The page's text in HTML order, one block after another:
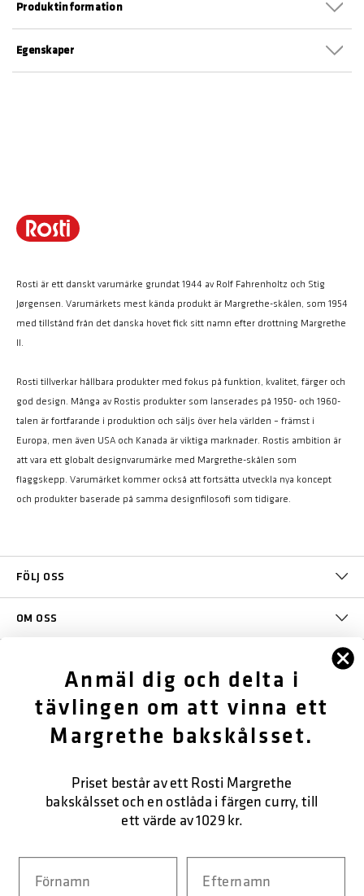
Egenskaper
Produktinformation
Rosti är ett danskt varumärke grundat 1944 av Rolf Fahrenholtz och Stig
Jørgensen. Varumärkets mest kända produkt är Margrethe-skålen, som 1954
med tillstånd från det danska hovet fick sitt namn efter drottning Margrethe
Rosti tillverkar hållbara produkter med fokus på funktion, kvalitet, färger och
god design. Många av Rostis produkter som lanserades på 1950- och 1960-
talen är fortfarande i produktion och säljs över hela världen – främst i
Europa, men även USA och Kanada är viktiga marknader. Rostis ambition är
att vara ett globalt designvarumärke med Margrethe-skålen som
flaggskepp. Varumärket kommer också att fortsätta utveckla nya koncept
och produkter baserade på samma designfilosofi som tidigare.
FÖLJ OSS
OM OSS
KONTAKTA OSS
Anmäl dig och delta i
tävlingen om att vinna ett
Margrethe bakskålsset.
Priset består av ett Rosti Margrethe
bakskålsset och en ostlåda i färgen curry, till
ett värde av 1029 kr.